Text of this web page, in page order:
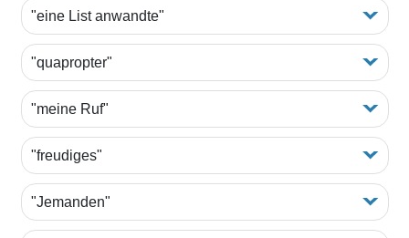
"eine List anwandte"
"quapropter"
"meine Ruf"
"freudiges"
"Jemanden"